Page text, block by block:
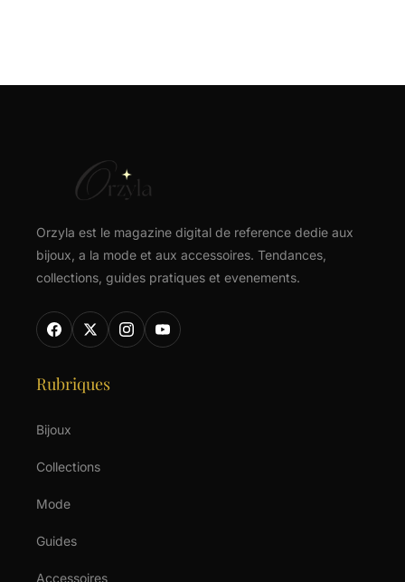
Orzyla est le magazine digital de reference dedie aux
bijoux, a la mode et aux accessoires. Tendances,
collections, guides pratiques et evenements.
Rubriques
Bijoux
Collections
Mode
Guides
Accessoires